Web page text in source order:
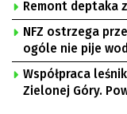
Remont deptaka
NFZ ostrzega
ogóle nie pije
Współpraca
Zielonej Góry.